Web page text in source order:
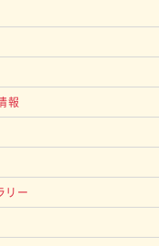
報
リー